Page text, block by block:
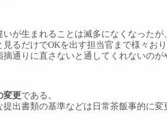
が生まれることは滅多になくなったが
るだけでOKを出す担当官まで様々お
通りに直さないと通してくれないのが
変更である。
出書類の基準などは日常茶飯事的に変